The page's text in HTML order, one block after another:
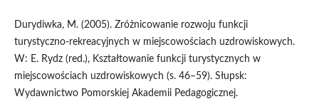
Durydiwka, M. (2005). Zróżnicowanie rozwoju funkcji
turystyczno-rekreacyjnych w miejscowościach uzdrowiskowych.
W: E. Rydz (red.), Kształtowanie funkcji turystycznych w
miejscowościach uzdrowiskowych (s. 46–59). Słupsk:
Wydawnictwo Pomorskiej Akademii Pedagogicznej.